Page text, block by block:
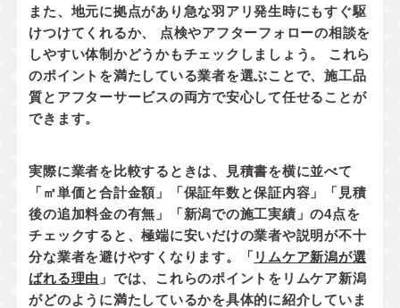
また、地元に拠点があり 急な羽アリ発生時にもすぐ駆
けつけてくれるか、 点検やアフターフォローの相談を
しやすい体制かどうかもチェックしましょう。 これら
のポイントを満たしている業者を選ぶことで、施工品
質とアフターサービスの両方で安心して任せることが
できます。
実際に業者を比較するときは、見積書を横に並べて
「㎡単価と合計金額」「保証年数と保証内容」「見積
後の追加料金の有無」「新潟での施工実績」の4点を
チェックすると、極端に安いだけの業者や説明が不十
分な業者を避けやすくなります。「 リムケア新潟が選
ばれる理由 」では、これらのポイントをリムケア新潟
がどのように満たしているかを具体的に紹介していま